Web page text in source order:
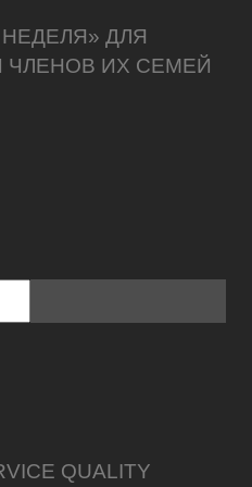
ДЛЯ
ЧЛЕНОВ ИХ СЕМЕЙ
QUALITY